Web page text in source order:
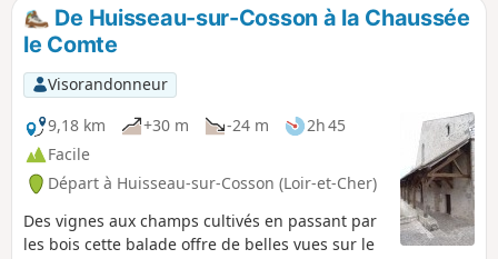
De Huisseau-sur-Cosson à la Chaussée
le Comte
Visorandonneur
9,18 km
+30 m -24 m
2h 45
Facile
Départ à Huisseau-sur-Cosson (Loir-et-Cher)
Des vignes aux champs cultivés en passant par
les bois cette balade offre de belles vues sur le